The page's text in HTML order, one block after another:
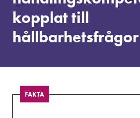
hållbarhetsfrågor
kopplat till
hållbarhetsfrågor
FAKTA